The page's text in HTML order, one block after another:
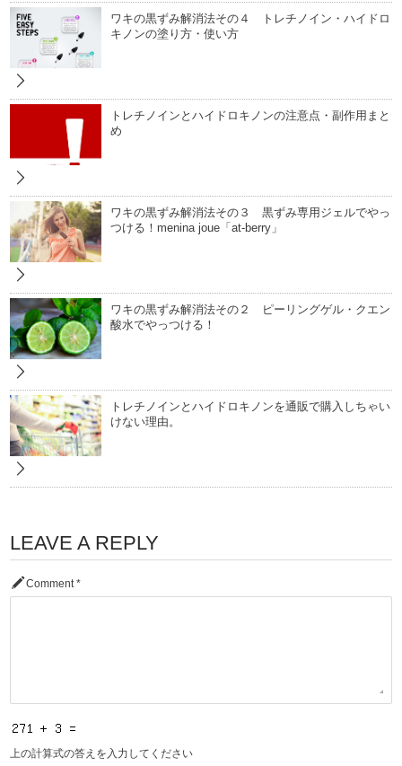
ワキの黒ずみ解消法その４ トレチノイン・ハイドロ
キノンの塗り方・使い方
トレチノインとハイドロキノンの注意点・副作用まと
め
ワキの黒ずみ解消法その３ 黒ずみ専用ジェルでやっ
つける！menina joue「at-berry」
ワキの黒ずみ解消法その２ ピーリングゲル・クエン
酸水でやっつける！
トレチノインとハイドロキノンを通販で購入しちゃい
けない理由。
LEAVE A REPLY
Comment *
上の計算式の答えを入力してください